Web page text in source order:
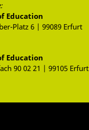
Education
Platz 6 | 99089 Erfurt
Education
90 02 21 | 99105 Erfurt